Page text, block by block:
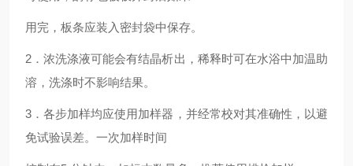
用完，板条应装入密封袋中保存。
2．浓洗涤液可能会有结晶析出，稀释时可在水浴中加温助
溶，洗涤时不影响结果。
3．各步加样均应使用加样器，并经常校对其准确性，以避
免试验误差。一次加样时间